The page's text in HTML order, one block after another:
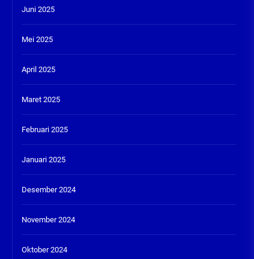
Juni 2025
Mei 2025
April 2025
Maret 2025
Februari 2025
Januari 2025
Desember 2024
November 2024
Oktober 2024